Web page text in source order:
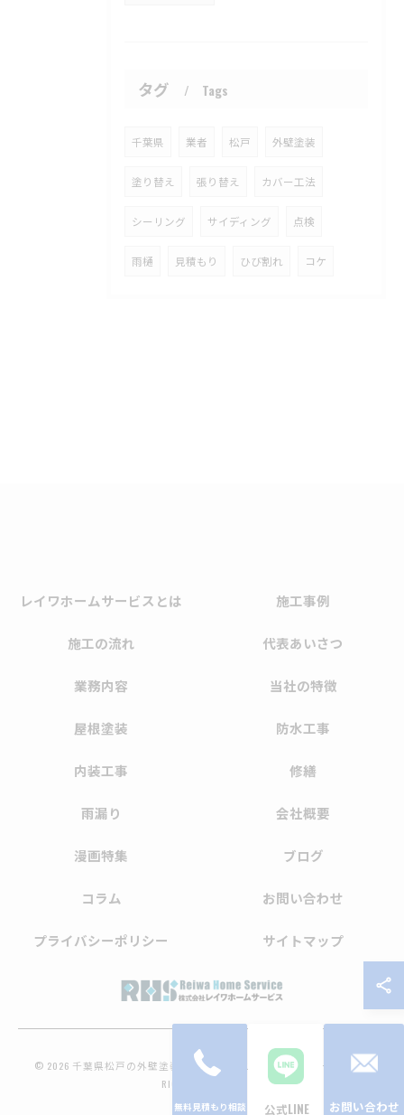
タグ Tags
千葉県 業者 松戸 外壁塗装
塗り替え 張り替え カバー工法
シーリング サイディング 点検
雨樋 見積もり ひび割れ コケ
公式LINE お問い合わせ
レイワホームサービスとは 施工事例
施工の流れ 代表あいさつ
業務内容 当社の特徴
屋根塗装 防水工事
内装工事 修繕
雨漏り 会社概要
漫画特集 ブログ
コラム お問い合わせ
プライバシーポリシー サイトマップ
© 2026 千葉県松戸の外壁塗装なら株式会社レイワホームサービス ALL
RIGHTS RESERVED.